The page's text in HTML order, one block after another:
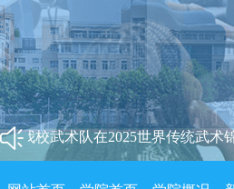
我校武术队在2025世界传统武术锦
我校武术队在2025世界传统武术锦